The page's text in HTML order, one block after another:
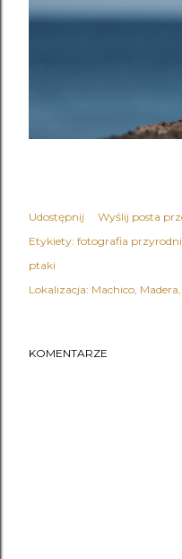
Udostępnij
Wyślij posta
Etykiety: fotografia
ptaki
Lokalizacja: Machico,
KOMENTARZE